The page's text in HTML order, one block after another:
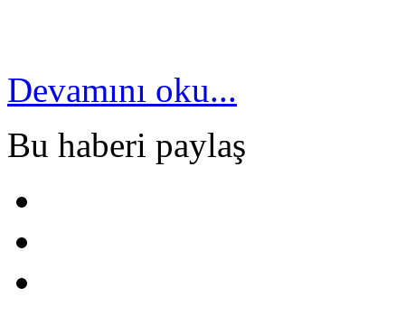
Devamını oku...
Bu haberi paylaş